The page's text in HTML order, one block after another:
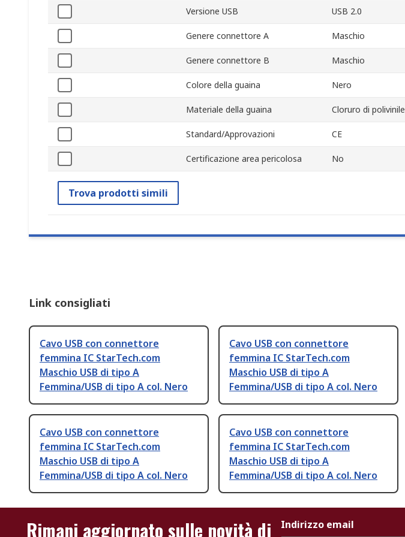
Versione USB USB 2.0
Genere connettore A Maschio
Genere connettore B Maschio
Colore della guaina Nero
Materiale della guaina Cloruro di polivinile
Standard/Approvazioni CE
Certificazione area pericolosa No
Trova prodotti simili
Link consigliati
Cavo USB con connettore
femmina IC StarTech.com
Maschio USB di tipo A
Femmina/USB di tipo A col. Nero
Cavo USB con connettore
femmina IC StarTech.com
Maschio USB di tipo A
Femmina/USB di tipo A col. Nero
Cavo USB con connettore
femmina IC StarTech.com
Maschio USB di tipo A
Femmina/USB di tipo A col. Nero
Cavo USB con connettore
femmina IC StarTech.com
Maschio USB di tipo A
Femmina/USB di tipo A col. Nero
Rimani aggiornato sulle novità di Indirizzo email